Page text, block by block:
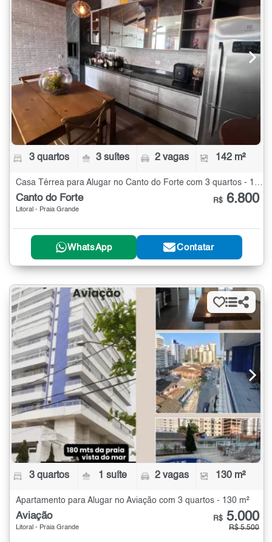
3 quartos 3 suítes 2 vagas 142 m²
Canto do Forte
Litoral - Praia Grande
R$ 6.800
WhatsApp Contatar
3 quartos 1 suíte 2 vagas 130 m²
Apartamento para Alugar no Aviação com 3 quartos - 130 m²
Aviação
Litoral - Praia Grande
R$ 5.000
R$ 5.500